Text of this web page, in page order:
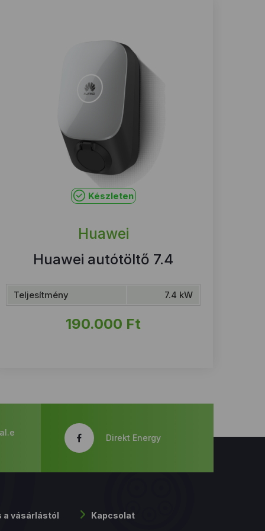
Készleten
Huawei
Huawei autótöltő 7.4
Teljesítmény 7.4 kW
190.000 Ft
Direkt Energy
a vásárlástól Kapcsolat